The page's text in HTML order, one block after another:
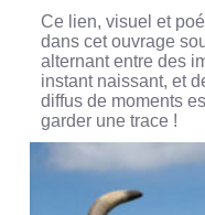
Ce lien, visuel et
dans cet ouvrage
alternant entre des
instant naissant, et
diffus de moments
garder une trace !